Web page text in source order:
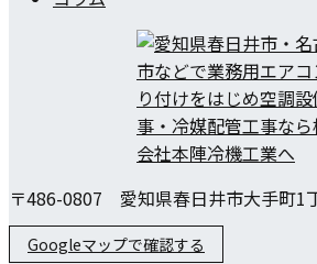
〒486-0807 愛知県春日井市大手町1
Googleマップで確認する